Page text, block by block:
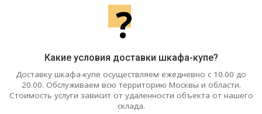
?
Какие условия доставки шкафа-купе?
Доставку шкафа-купе осуществляем ежедневно с 10.00 до
20.00. Обслуживаем всю территорию Москвы и области.
Стоимость услуги зависит от удаленности объекта от нашего
склада.